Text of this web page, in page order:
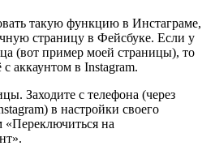
такую функцию в Инстаграме,
страницу в Фейсбуке. Если у
(вот пример моей страницы), то
с аккаунтом в Instagram.
Заходите с телефона (через
в настройки своего
на